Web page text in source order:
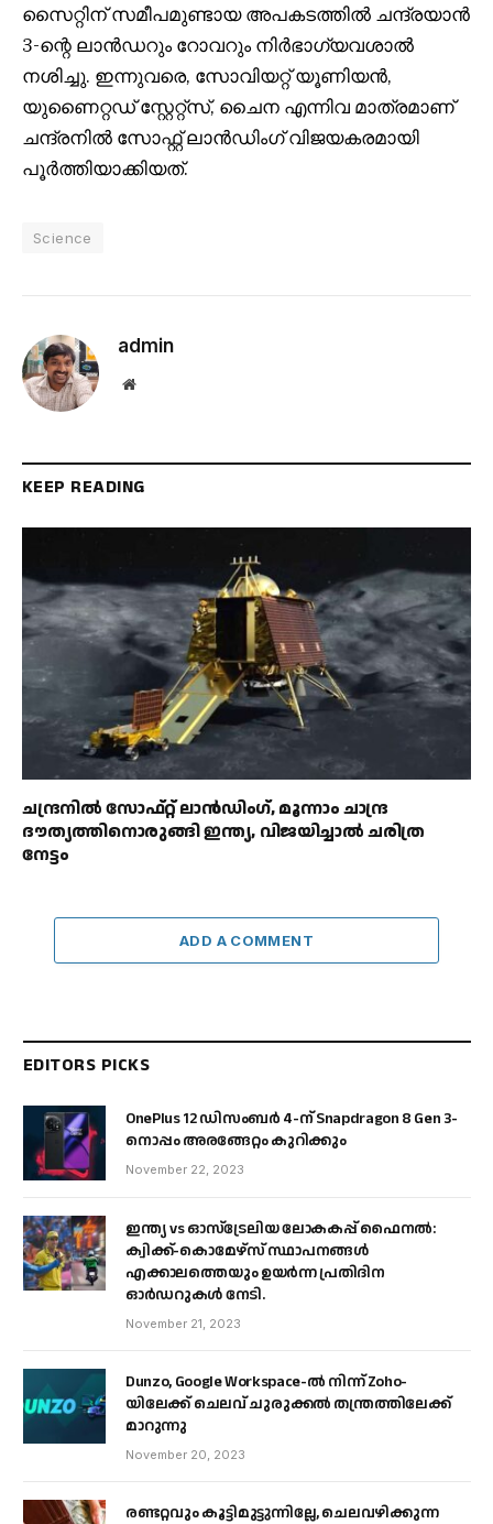
സൈറ്റിന് സമീപമുണ്ടായ അപകടത്തിൽ ചന്ദ്രയാൻ
3-ന്റെ ലാൻഡറും റോവറും നിർഭാഗ്യവശാൽ
നശിച്ചു. ഇന്നുവരെ, സോവിയറ്റ് യൂണിയൻ,
യുണൈറ്റഡ് സ്റ്റേറ്റ്സ്, ചൈന എന്നിവ മാത്രമാണ്
ചന്ദ്രനിൽ സോഫ്റ്റ് ലാൻഡിംഗ് വിജയകരമായി
പൂർത്തിയാക്കിയത്.
Science
admin
Website
KEEP READING
ചന്ദ്രനിൽ സോഫ്റ്റ് ലാൻഡിംഗ്, മൂന്നാം ചാന്ദ്ര
ദൗത്യത്തിനൊരുങ്ങി ഇന്ത്യ, വിജയിച്ചാൽ ചരിത്ര
നേട്ടം
ADD A COMMENT
EDITORS PICKS
OnePlus 12 ഡിസംബർ 4-ന് Snapdragon 8 Gen 3-
നൊപ്പം അരങ്ങേറ്റം കുറിക്കും
November 22, 2023
ഇന്ത്യ vs ഓസ്‌ട്രേലിയ ലോകകപ്പ് ഫൈനൽ:
ക്വിക്ക്-കൊമേഴ്‌സ് സ്ഥാപനങ്ങൾ
എക്കാലത്തെയും ഉയർന്ന പ്രതിദിന
ഓർഡറുകൾ നേടി.
November 21, 2023
Dunzo, Google Workspace-ൽ നിന്ന് Zoho-
യിലേക്ക് ചെലവ് ചുരുക്കൽ തന്ത്രത്തിലേക്ക്
മാറുന്നു
November 20, 2023
രണ്ടറ്റവും കൂട്ടിമുട്ടുന്നില്ലേ, ചെലവഴിക്കുന്ന